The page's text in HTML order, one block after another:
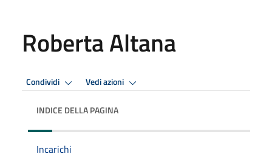
Roberta Altana
Condividi Vedi azioni
INDICE DELLA PAGINA
Incarichi